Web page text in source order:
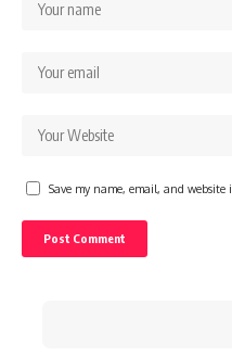
Save my name, email, and